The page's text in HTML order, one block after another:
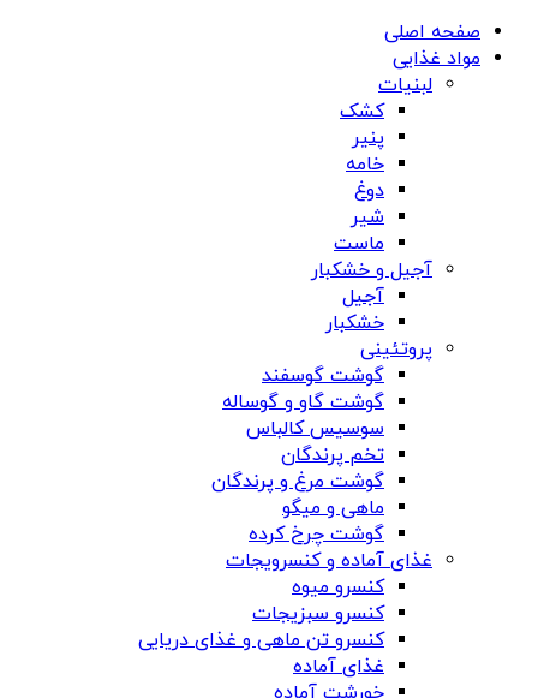
صفحه اصلی
مواد غذایی
لبنیات
کشک
پنیر
خامه
دوغ
شیر
ماست
آجیل و خشکبار
آجیل
خشکبار
پروتئینی
گوشت گوسفند
گوشت گاو و گوساله
سوسیس کالباس
تخم پرندگان
گوشت مرغ و پرندگان
ماهی و میگو
گوشت چرخ کرده
غذای آماده و کنسرویجات
کنسرو میوه
کنسرو سبزیجات
کنسرو تن ماهی و غذای دریایی
غذای آماده